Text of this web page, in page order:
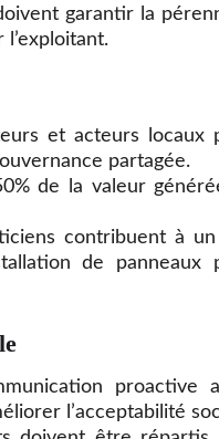
garantir la
et acteurs locaux
partagée.
de la valeur
contribuent à
de
proactive
l’acceptabilité